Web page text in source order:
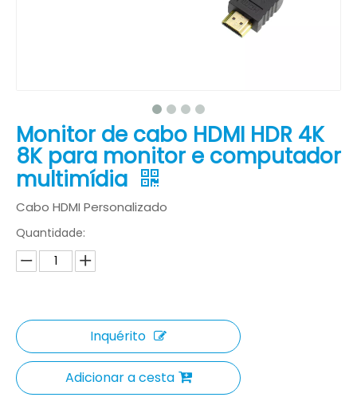
Monitor de cabo HDMI HDR 4K
8K para monitor e computador
multimídia
Cabo HDMI Personalizado
Quantidade:
Inquérito
Adicionar a cesta